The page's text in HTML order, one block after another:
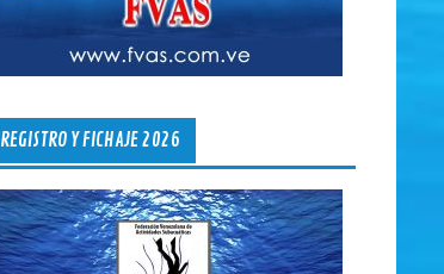
REGISTRO Y FICHAJE 2026